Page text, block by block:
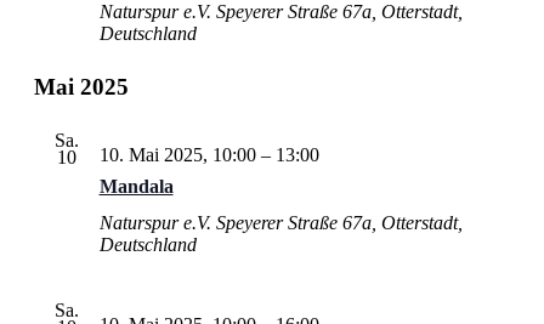
Naturspur e.V. Speyerer Straße 67a, Otterstadt,
Deutschland
Mai 2025
Sa.
10
Mandala
10. Mai 2025, 10:00– 13:00
Naturspur e.V. Speyerer Straße 67a, Otterstadt,
Deutschland
Sa.